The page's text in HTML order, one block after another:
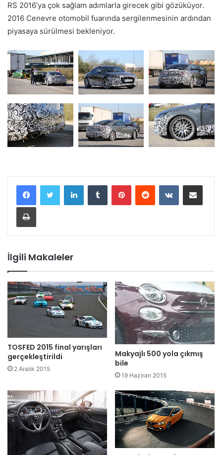
RS 2016’ya çok sağlam adımlarla girecek gibi gözüküyor.
2016 Cenevre otomobil fuarında sergilenmesinin ardından
piyasaya sürülmesi bekleniyor.
İlgili Makaleler
TOSFED 2015 final yarışları
gerçekleştirildi
2 Aralık 2015
Makyajlı 500 yola çıkmış
bile
19 Haziran 2015